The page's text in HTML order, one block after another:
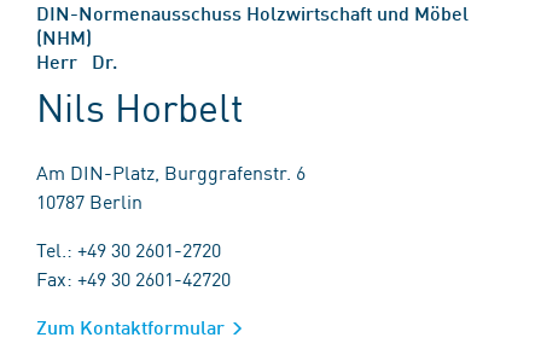
DIN-Normenausschuss Holzwirtschaft und Möbel
(NHM)
Herr Dr.
Nils Horbelt
Am DIN-Platz, Burggrafenstr. 6
10787 Berlin
Tel.: +49 30 2601-2720
Fax: +49 30 2601-42720
Zum Kontaktformular